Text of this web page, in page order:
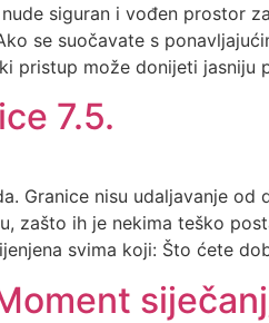
siguran i vođen prostor
se suočavate s
pristup može donijeti
7.5.
Granice nisu udaljavanje
zašto ih je nekima teško
svima koji: Što ćete